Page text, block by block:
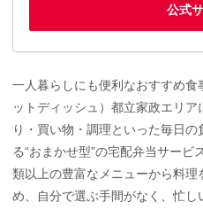
公式
一人暮らしにも便利なおすすめ食
ットディッシュ）都立家政エリ
り・買い物・調理といった毎日
る“おまかせ型”の宅配弁当サー
類以上の豊富なメニューから料
め、自分で選ぶ手間がなく、忙